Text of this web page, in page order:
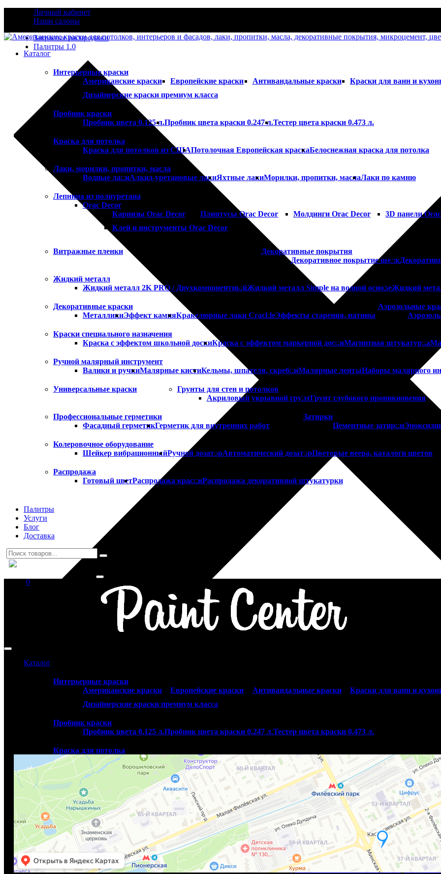
Личный кабинет
Наши салоны
Закрытые распродажи
Палитры 1.0
Наши салоны
Каталог
Интерьерные краски
Американские краски
Европейские краски Антивандальные краски
Краски для ванн и
Дизайнерские краски премиум класса
Пробник краски
Пробник цвета 0.125 л.Пробник цвета краски 0.247 л.Тестер цвета краски 0.473 л.
Краска для потолка
Краска для потолков из СШАПотолочная Европейская краскаБелоснежная краска для потолка
Лаки, морилки, пропитки, масла
Водные лакиАлкид-уретановые лакиЯхтные лакиМорилки, пропитки, маслаЛаки по камню
Лепнина из полиуретана
Orac Decor
Карнизы Orac Decor
Плинтусы Orac Decor Молдинги Orac Decor
3D панели
Клей и инструменты Orac Decor
Витражные пленки
Декоративные покрытия
Декоративное покрытие шелк
Жидкий металл
Жидкий металл 2K PRO / ДвухкомпонентныйЖидкий металл Simple на водной основеЖидкий
Декоративные краски
МеталликиЭффект камняКракелюрные лаки CrackleЭффекты старения, патины
Аэрозольные
Краски специального назначения
Краска с эффектом школьной доскиКраска с эффектом маркерной доскиМагнитная штукатурка
Ручной малярный инструмент
Валики и ручкиМалярные кистиКельмы, шпателя, скребкиМалярные лентыНаборы малярного
Универсальные краски
Грунты для стен и потолков
Акриловый укрывной грунтГрунт глубокого проникновения
Профессиональные герметики
Фасадный герметикГерметик для внутренних работ
Затирки
Цементные затирки
Колеровочное оборудование
Шейкер вибрационныйРучной дозаторАвтоматический дозаторЦветовые веера, каталоги цветов
Распродажа
Готовый цветРаспродажа краскиРаспродажа декоративной штукатурки
Палитры
Услуги
Блог
Доставка
0
Каталог
Интерьерные краски
Американские краски
Европейские краски Антивандальные краски
Краски для ванн и
Дизайнерские краски премиум класса
Пробник краски
Пробник цвета 0.125 л.Пробник цвета краски 0.247 л.Тестер цвета краски 0.473 л.
Краска для потолка
Краска для потолков из СШАПотолочная Европейская краска Белоснежная краска для потолка
Лаки, морилки, пропитки, масла
Водные лакиАлкид-уретановые лаки Яхтные лаки Морилки, пропитки, масла Лаки по камню
Лепнина из полиуретана
Orac Decor
Карнизы Orac Decor
Плинтусы Orac Decor Молдинги Orac Decor
3D панели
Клей и инструменты Orac Decor
Витражные пленки
Декоративные покрытия
Декоративное покрытие шелк